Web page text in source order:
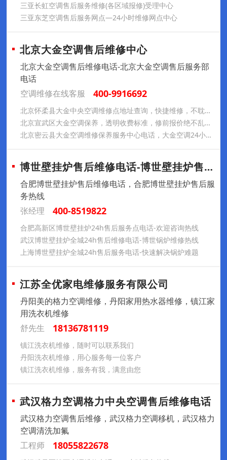
三亚长虹空调售后服务维修(各区域报修)受理中心
三亚东芝空调售后服务网点—24小时维修网点中心
北京大金空调售后维修中心
北京大金空调售后维修电话-北京大金空调售后服务部
电话
空调维修在线客服
400-9916692
北京怀柔县大金中央空调维修点地址查询，快捷维修，不耽误您正常使用
北京宣武区大金空调保养，透明收费标准，修前报价绝不乱加价
北京密云县大金空调维修保养服务中心电话，大金空调24小时售后
博世壁挂炉售后维修电话-博世壁挂炉售后服
合肥博世壁挂炉售后维修电话，合肥博世壁挂炉售后服
务热线
张经理
400-8519822
合肥高新区博世壁挂炉24h售后服务点电话-欢迎咨询热线
武汉博世壁挂炉全城24h售后维修电话-博世锅炉维修热线
上海博世壁挂炉全城24h售后服务电话-快速解决锅炉难题
江苏全优家电维修服务有限公司
丹阳美的格力空调维修，丹阳家用热水器维修，镇江家
用洗衣机维修
舒先生
18136781119
镇江洗衣机维修，随时可以联系我们
丹阳洗衣机维修，用心服务每一位客户
镇江洗衣机维修，服务有我，满意由您
武汉格力空调格力中央空调售后维修电话
武汉格力空调售后维修，武汉格力空调移机，武汉格力
空调清洗加氟
工程师
18055822678